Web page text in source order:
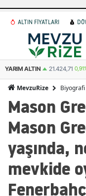
ALTIN FİYATLARI
0,91% CUMHURIYET
MevzuRize Biyografi
Mason
Mason
yaşında,
mevkide